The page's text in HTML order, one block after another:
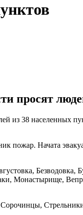
просят
из 38 населенных
пожар. Начата
Монастырище,